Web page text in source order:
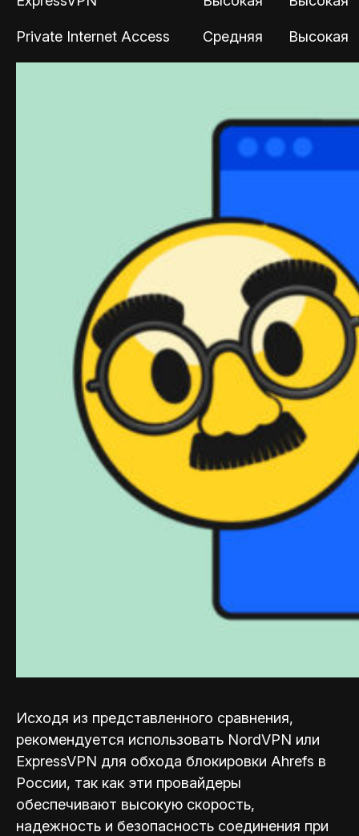
Private Internet Access Средняя Высокая
Исходя из представленного сравнения,
рекомендуется использовать NordVPN или
ExpressVPN для обхода блокировки Ahrefs в
России, так как эти провайдеры
обеспечивают высокую скорость,
надежность и безопасность соединения при